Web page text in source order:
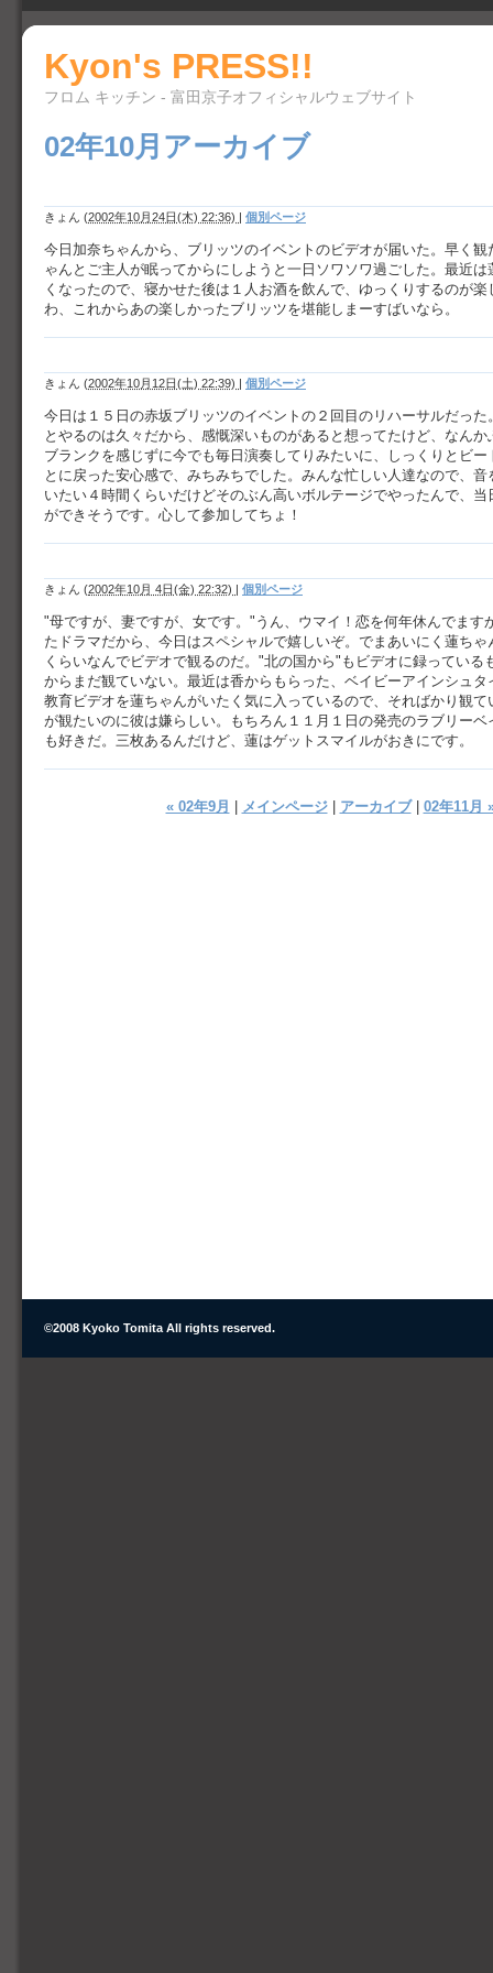
Kyon's PRESS!!
フロム キッチン - 富田京子オフィシャルウェブサイト
02年10月アーカイブ
きょん (2002年10月24日(木) 22:36) | 個別ページ
今日加奈ちゃんから、ブリッツのイベントのビデオが届いた。早く観
ゃんとご主人が眠ってからにしようと一日ソワソワ過ごした。最近
くなったので、寝かせた後は１人お酒を飲んで、ゆっくりするのが
わ、これからあの楽しかったブリッツを堪能しまーすばいなら。
きょん (2002年10月12日(土) 22:39) | 個別ページ
今日は１５日の赤坂ブリッツのイベントの２回目のリハーサルだった
とやるのは久々だから、感慨深いものがあると想ってたけど、なん
ブランクを感じずに今でも毎日演奏してりみたいに、しっくりとビ
とに戻った安心感で、みちみちでした。みんな忙しい人達なので、
いたい４時間くらいだけどそのぶん高いボルテージでやったんで、
ができそうです。心して参加してちょ！
きょん (2002年10月 4日(金) 22:32) | 個別ページ
"母ですが、妻ですが、女です。"うん、ウマイ！恋を何年休んでます
たドラマだから、今日はスペシャルで嬉しいぞ。でまあいにく蓮ち
くらいなんでビデオで観るのだ。"北の国から"もビデオに録っている
からまだ観ていない。最近は香からもらった、ベイビーアインシュタ
教育ビデオを蓮ちゃんがいたく気に入っているので、そればかり観て
が観たいのに彼は嫌らしい。もちろん１１月１日の発売のラブリーベ
も好きだ。三枚あるんだけど、蓮はゲットスマイルがおきにです。
« 02年9月 メインページ| アーカイブ| 02年11月
©2008 Kyoko Tomita All rights reserved.